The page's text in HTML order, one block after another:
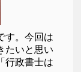
す。今回は
たいと思い
行政書士は